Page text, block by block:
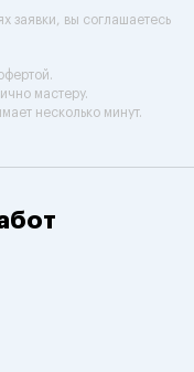
заявки, вы соглашаетесь
мастеру.
несколько минут.